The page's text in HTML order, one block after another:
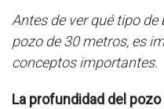
Antes de ver qué tipo
pozo de 30 metros, es
conceptos importantes.
La profundidad del pozo